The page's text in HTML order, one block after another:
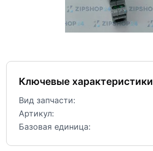
Ключевые характеристики
Вид запчасти:
Артикул:
Базовая единица: